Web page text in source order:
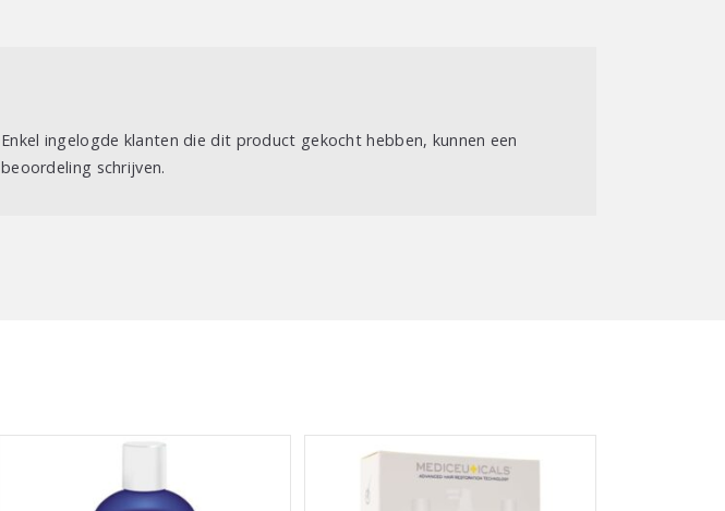
Enkel ingelogde klanten die dit product gekocht hebben, kunnen een
beoordeling schrijven.